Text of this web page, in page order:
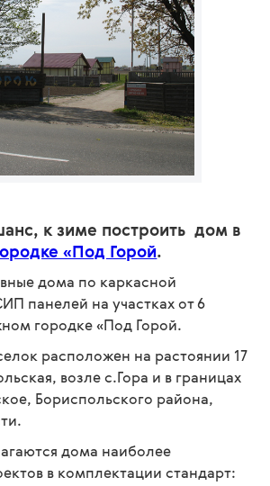
к зиме построить дом в
«Под Горой.
дома по каркасной
панелей на участках от 6
городке «Под Горой.
расположен на растоянии 17
возле с.Гора и в границах
Бориспольского района,
дома наиболее
в комплектации стандарт: